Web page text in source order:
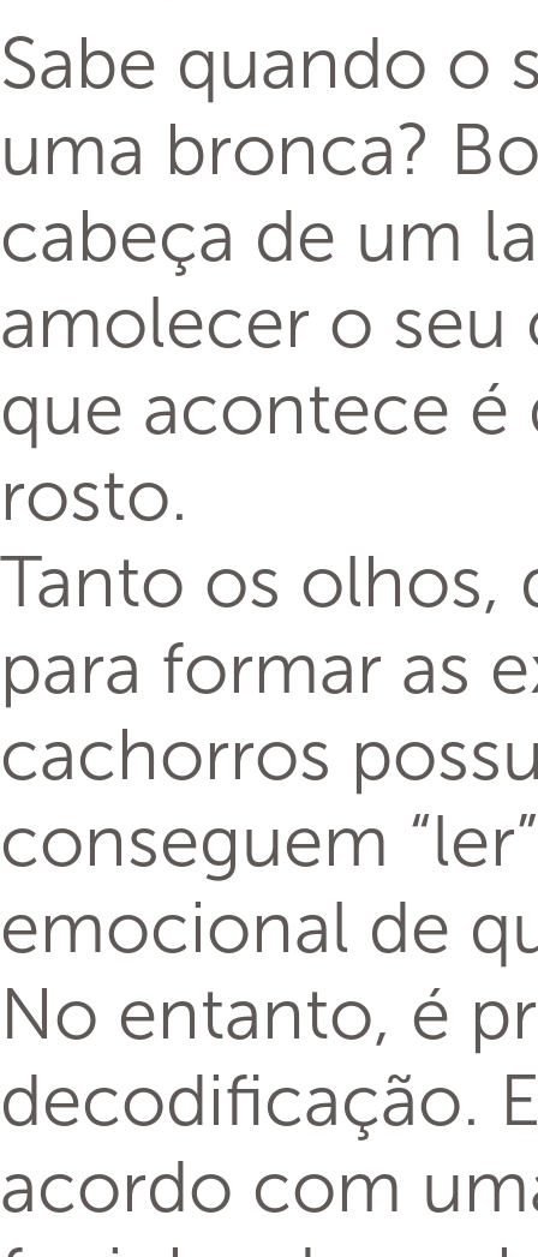
Sabe quando o
uma bronca?
cabeça de um
amolecer o seu
que acontece é
rosto.
Tanto os olhos,
para formar as
cachorros
conseguem
emocional de
No entanto, é
decodificação.
acordo com